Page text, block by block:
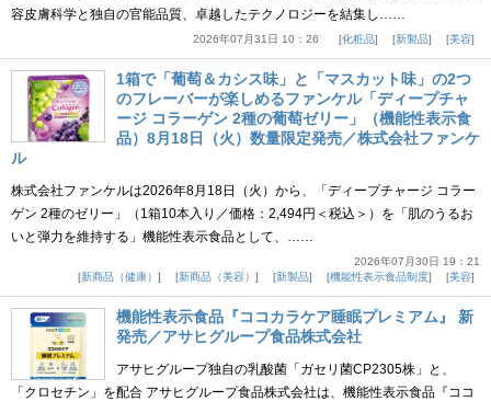
容皮膚科学と独自の官能品質、卓越したテクノロジーを結集し……
2026年07月31日 10：26 化粧品 新製品 美容
1箱で「葡萄＆カシス味」と「マスカット味」の2つ
のフレーバーが楽しめるファンケル「ディープチャ
ージ コラーゲン 2種の葡萄ゼリー」（機能性表示食
品）8月18日（火）数量限定発売／株式会社ファンケ
ル
株式会社ファンケルは2026年8月18日（火）から、「ディープチャージ コラー
ゲン 2種のゼリー」（1箱10本入り／価格：2,494円＜税込＞）を「肌のうるお
いと弾力を維持する」機能性表示食品として、……
2026年07月30日 19：21
新商品（健康）
新商品（美容） 新製品 機能性表示食品制度 美容
機能性表示食品『ココカラケア睡眠プレミアム』 新
発売／アサヒグループ食品株式会社
アサヒグループ独自の乳酸菌「ガセリ菌CP2305株」と、
「クロセチン」を配合 アサヒグループ食品株式会社は、機能性表示食品『ココ